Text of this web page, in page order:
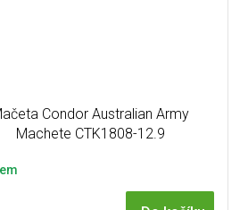
Condor Australian Army
Machete CTK1808-12.9